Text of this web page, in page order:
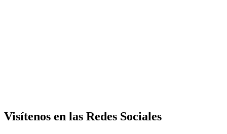
Visítenos en las Redes Sociales